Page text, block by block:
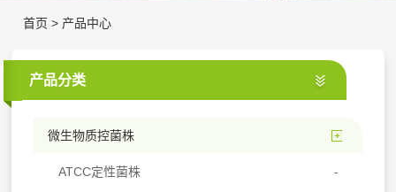
首页 > 产品中心
产品分类
微生物质控菌株
ATCC定性菌株